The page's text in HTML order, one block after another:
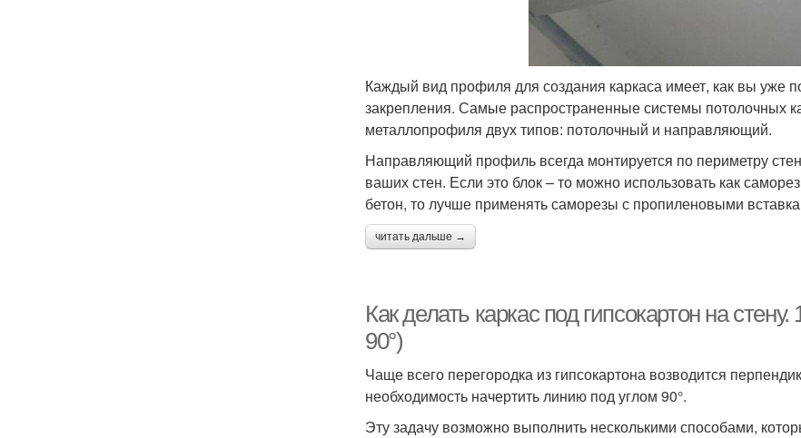
Каждый вид профиля для создания каркаса имеет, как вы уже
закрепления. Самые распространенные системы потолочных
металлопрофиля двух типов: потолочный и направляющий.
Направляющий профиль всегда монтируется по периметру
ваших стен. Если это блок – то можно использовать как
бетон, то лучше применять саморезы с пропиленовыми
читать дальше →
Как делать каркас под гипсокартон на
90°)
Чаще всего перегородка из гипсокартона возводится
необходимость начертить линию под углом 90°.
Эту задачу возможно выполнить несколькими способами,